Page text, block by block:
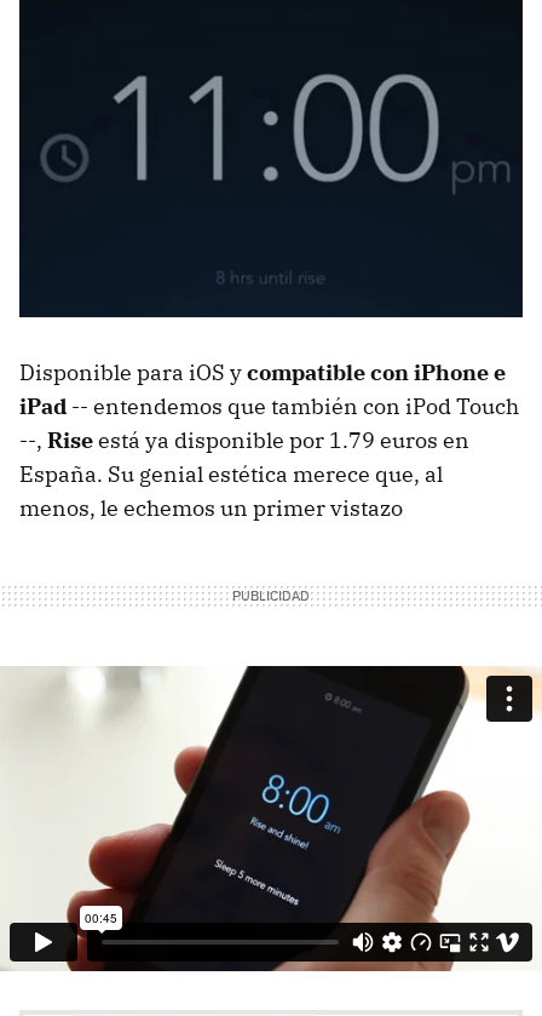
Disponible para iOS ycompatible con iPhone e
iPad -- entendemos que también con iPod Touch
--, Riseestá ya disponible por 1.79 euros en
España. Su genial estética merece que, al
menos, le echemos un primer vistazo